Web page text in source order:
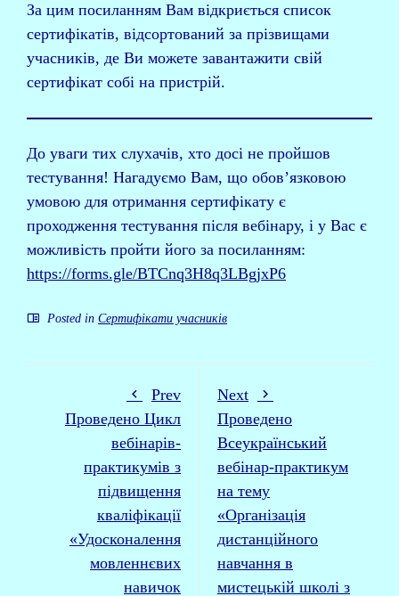
За цим посиланням Вам відкриється список
сертифікатів, відсортований за прізвищами
учасників, де Ви можете завантажити свій
сертифікат собі на пристрій.
До уваги тих слухачів, хто досі не пройшов
тестування! Нагадуємо Вам, що обов’язковою
умовою для отримання сертифікату є
проходження тестування після вебінару, і у Вас є
можливість пройти його за посиланням:
https://forms.gle/BTCnq3H8q3LBgjxP6
Posted in Сертифікати учасників
Prev
Проведено Цикл
вебінарів-
практикумів з
підвищення
кваліфікації
«Удосконалення
мовленнєвих
навичок
Next
Проведено
Всеукраїнський
вебінар-практикум
на тему
«Організація
дистанційного
навчання в
мистецькій школі з